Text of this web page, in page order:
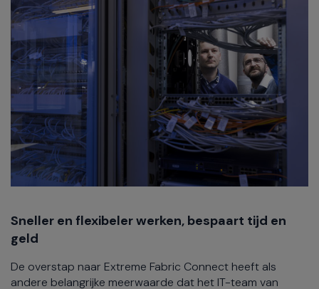
Sneller en flexibeler werken, bespaart tijd en
geld
De overstap naar Extreme Fabric Connect heeft als
andere belangrijke meerwaarde dat het IT-team van